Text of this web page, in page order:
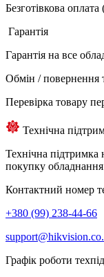
Безготівкова
Гарантія
Гарантія на все
Обмін / повернення
Перевірка товару
Технічна
Технічна підтримка
покупку
Контактний номер
+380 (99) 238-44-66
Графік роботи